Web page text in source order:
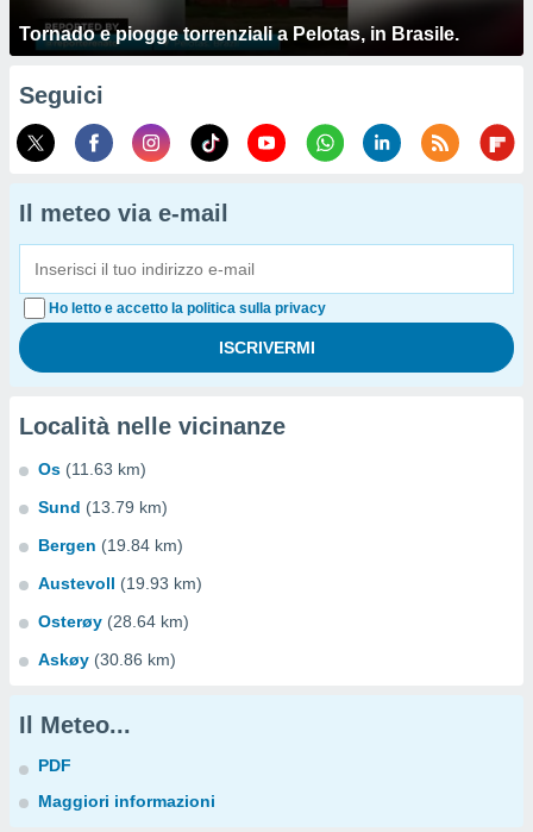
Tornado e piogge torrenziali a Pelotas, in Brasile.
Seguici
Il meteo via e-mail
Ho letto e accetto la politica sulla privacy
Località nelle vicinanze
Os (11.63 km)
Sund (13.79 km)
Bergen (19.84 km)
Austevoll (19.93 km)
Osterøy (28.64 km)
Askøy (30.86 km)
Il Meteo...
PDF
Maggiori informazioni